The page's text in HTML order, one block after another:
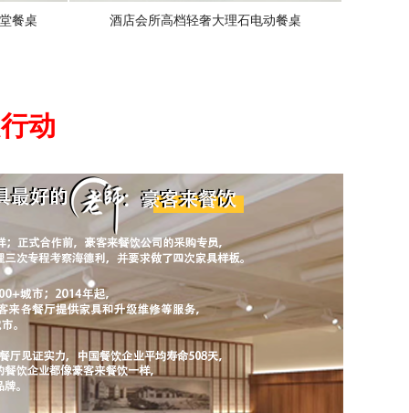
餐桌 酒店会所高档轻奢大理石电动餐桌
动